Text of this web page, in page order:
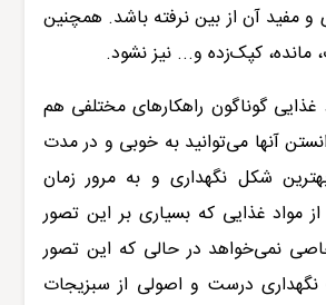
و مفید آن از بین نرفته باشد. همچنین
مانده، کپک‌زده و... نیز نشود.
غذایی گوناگون راهکارهای مختلفی هم
آنها می‌توانید به خوبی و در مدت
شکل نگهداری و به مرور زمان
مواد غذایی که بسیاری بر این تصور
نمی‌خواهد در حالی که این تصور
نگهداری درست و اصولی از سبزیجات